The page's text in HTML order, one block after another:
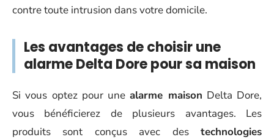
contre toute intrusion dans votre domicile.
Les avantages de choisir une
alarme Delta Dore pour sa maison
Si vous optez pour unealarme maison Delta Dore,
vous bénéficierez de plusieurs avantages. Les
produits sont conçus avec des technologies